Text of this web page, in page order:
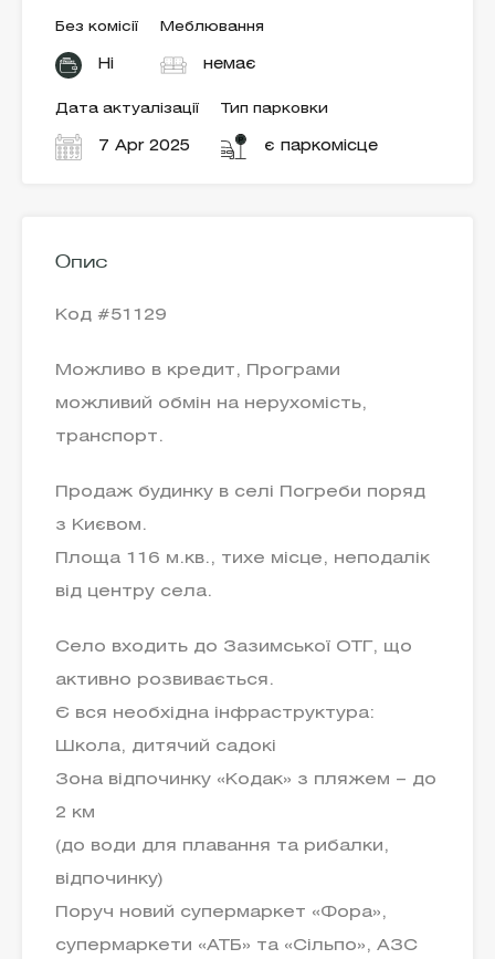
Без комісії
Ні
Меблювання
немає
Дата актуалізації
7 Apr 2025
Тип парковки
є паркомісце
Опис
Код #51129
Можливо в кредит, Програми
можливий обмін на нерухомість,
транспорт.
Продаж будинку в селі Погреби поряд
з Києвом.
Площа 116 м.кв., тихе місце, неподалік
від центру села.
Село входить до Зазимської ОТГ, що
активно розвивається.
Є вся необхідна інфраструктура:
Школа, дитячий садокі
Зона відпочинку «Кодак» з пляжем – до
2 км
(до води для плавання та рибалки,
відпочинку)
Поруч новий супермаркет «Фора»,
супермаркети «АТБ» та «Сільпо», АЗС